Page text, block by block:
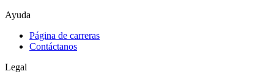
Ayuda
Página de carreras
Contáctanos
Legal